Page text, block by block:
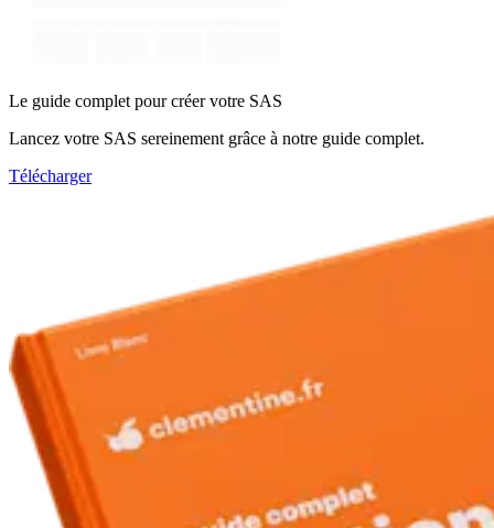
Le guide complet pour créer votre SAS
Lancez votre SAS sereinement grâce à notre guide complet.
Télécharger